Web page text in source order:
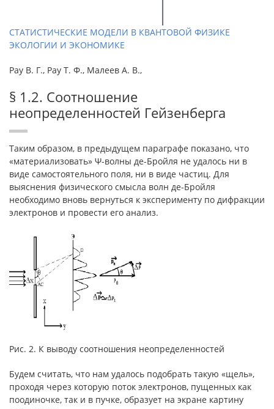
СТАТИСТИЧЕСКИЕ МОДЕЛИ В КВАНТОВОЙ ФИЗИКЕ
ЭКОЛОГИИ И ЭКОНОМИКЕ
Рау В. Г., Рау Т. Ф., Малеев А. В.,
§ 1.2. Соотношение
неопределенностей Гейзенберга
Таким образом, в предыдущем параграфе показано, что
«материализовать» Ψ-волны де-Бройля не удалось ни в
виде самостоятельного поля, ни в виде частиц. Для
выяснения физического смысла волн де-Бройля
необходимо вновь вернуться к эксперименту по дифракции
электронов и провести его анализ.
Рис. 2. К выводу соотношения неопределенностей
Будем считать, что нам удалось подобрать такую «щель»,
проходя через которую поток электронов, пущенных как
поодиночке, так и в пучке, образует на экране картину